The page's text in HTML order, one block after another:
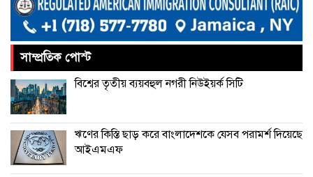
ভূরাজনীতির নেতিবাচক প্রভাব পড়তে শুরু
করেছে: এফবিসিসিআই
চীনের বেল্ট অ্যান্ড রোড উদ্যোগে আর
থাকছে না ইতালি
সাম্প্রতিক পোস্ট
বিশ্বের তৃতীয় ব্যয়বহুল নগরী নিউইয়র্ক সিটি
ঋণের কিস্তি ছাড় করে বাংলাদেশকে যেসব পরামর্শ দিয়েছে
আইএমএফ